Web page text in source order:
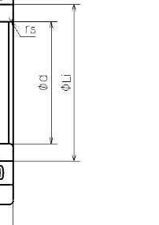
详细信息？
产品专家取得联系。